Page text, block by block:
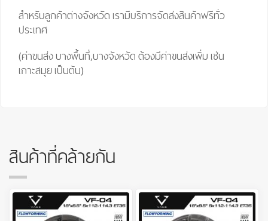
สำหรับลูกค้าต่างจังหวัด เรามีบริการจัดส่งสินค้าฟรีทั่ว
ประเทศ
(ค่าขนส่ง บางพื้นที่,บางจังหวัด ต้องมีค่าขนส่งเพิ่ม เช่น
เกาะสมุย เป็นต้น)
สินค้าที่คล้ายกัน